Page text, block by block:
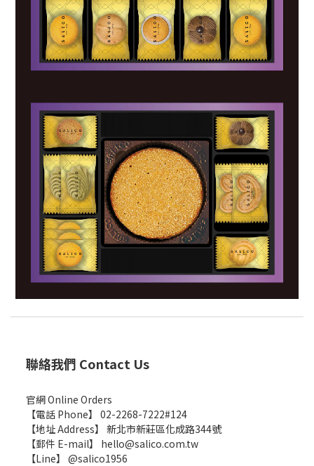
聯絡我們 Contact Us
官網 Online Orders
【電話 Phone】 02-2268-7222#124
【地址 Address】 新北市新莊區化成路344號
【郵件 E-mail】 hello@salico.com.tw
【Line】 @salico1956